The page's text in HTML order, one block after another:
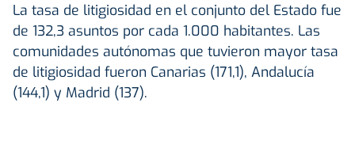
La tasa de litigiosidad en el conjunto del Estado fue
de 132,3 asuntos por cada 1.000 habitantes. Las
comunidades autónomas que tuvieron mayor tasa
de litigiosidad fueron Canarias (171,1), Andalucía
(144,1) y Madrid (137).